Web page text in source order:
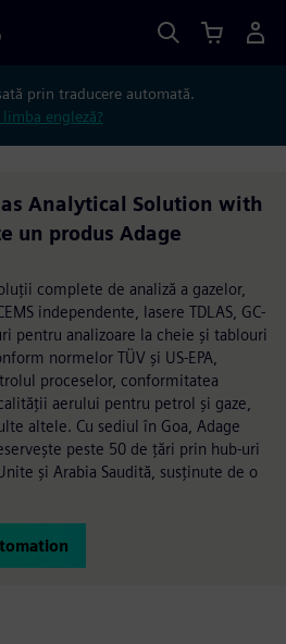
prin traducere automată.
engleză?
Analytical Solution with
un produs Adage
complete de analiză a gazelor,
independente, lasere TDLAS, GC-
pentru analizoare la cheie și tablouri
normelor TÜV și US-EPA,
proceselor, conformitatea
aerului pentru petrol și gaze,
altele. Cu sediul în Goa, Adage
peste 50 de țări prin hub-uri
și Arabia Saudită, susținute de o